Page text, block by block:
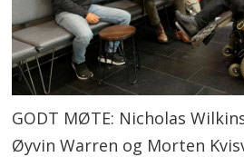
GODT MØTE: Nicholas
Øyvin Warren og Morten